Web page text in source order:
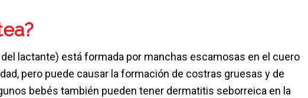
lactante) está formada por manchas escamosas en el cuero
pero puede causar la formación de costras gruesas y de
bebés también pueden tener dermatitis seborreica en la